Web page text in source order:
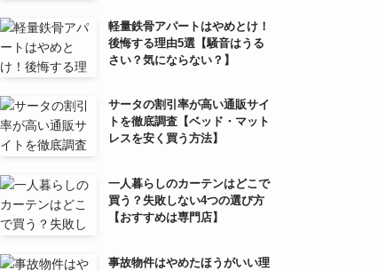
軽量鉄骨アパートはやめとけ！
後悔する理由5選【騒音はうる
さい？気にならない？】
サータの割引率が高い通販サイ
トを徹底調査【ベッド・マット
レスを安く買う方法】
一人暮らしのカーテンはどこで
買う？失敗しない4つの選び方
【おすすめは専門店】
事故物件はやめたほうがいい理